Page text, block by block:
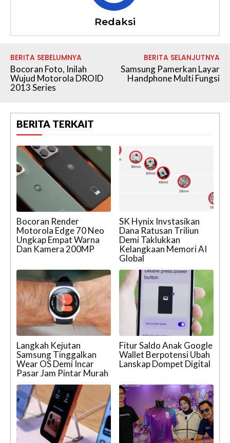
Redaksi
BERITA SEBELUMNYA
Bocoran Foto, Inilah
Wujud Motorola DROID
2013 Series
BERITA SELANJUTNYA
Samsung Pamerkan Layar
Handphone Multi Fungsi
BERITA TERKAIT
Bocoran Render
Motorola Edge 70 Neo
Ungkap Empat Warna
Dan Kamera 200MP
SK Hynix Invstasikan
Dana Ratusan Triliun
Demi Taklukkan
Kelangkaan Memori AI
Global
Langkah Kejutan
Samsung Tinggalkan
Wear OS Demi Incar
Pasar Jam Pintar Murah
Fitur Saldo Anak Google
Wallet Berpotensi Ubah
Lanskap Dompet Digital